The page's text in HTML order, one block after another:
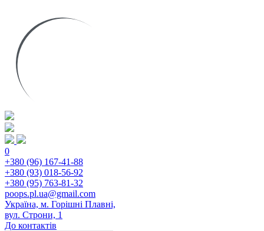
0
+380 (96) 167-41-88
+380 (93) 018-56-92
+380 (95) 763-81-32
poops.pl.ua@gmail.com
Україна, м. Горішні Плавні,
вул. Строни, 1
До контактів